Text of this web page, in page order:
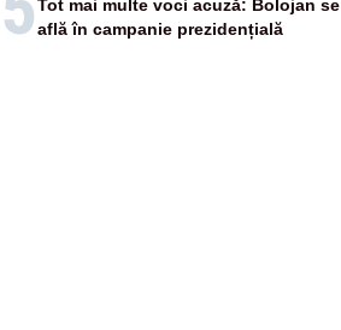
Tot mai multe voci acuză: Bolojan se
află în campanie prezidențială